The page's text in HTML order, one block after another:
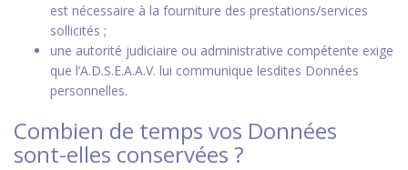
est nécessaire à la fourniture des prestations/services
sollicités ;
une autorité judiciaire ou administrative compétente exige
que l’A.D.S.E.A.A.V. lui communique lesdites Données
personnelles.
Combien de temps vos Données
sont-elles conservées ?